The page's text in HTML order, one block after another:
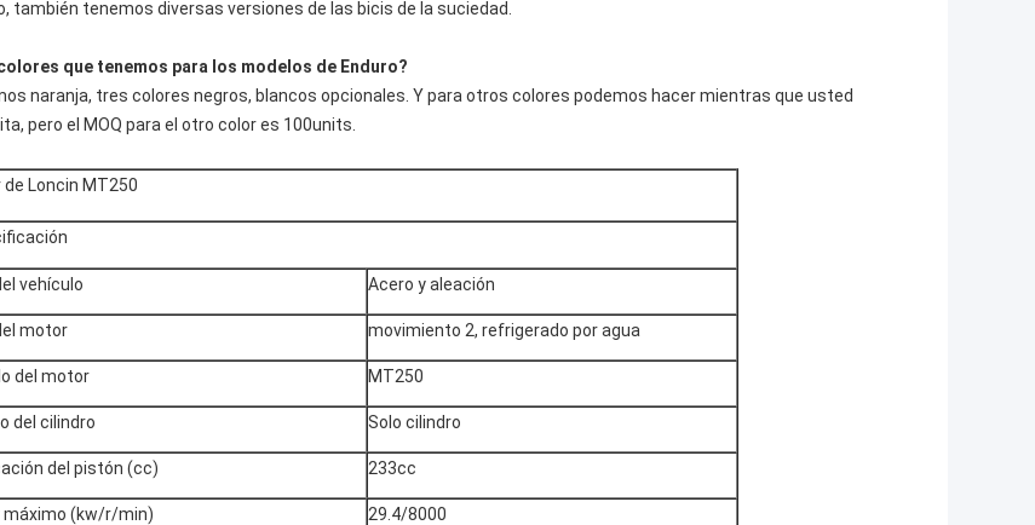
también tenemos diversas versiones de las bicis de la suciedad.
que tenemos para los modelos de Enduro?
naranja, tres colores negros, blancos opcionales. Y para otros colores podemos hacer mientras que usted
pero el MOQ para el otro color es 100units.
de Loncin MT250
vehículo Acero y aleación
motor movimiento 2, refrigerado por agua
del motor MT250
del cilindro Solo cilindro
del pistón (cc) 233cc
máximo (kw/r/min) 29.4/8000